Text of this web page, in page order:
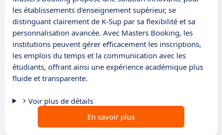
les établissements d'enseignement supérieur, se
distinguant clairement de K-Sup par sa flexibilité et sa
personnalisation avancée. Avec Masters Booking, les
institutions peuvent gérer efficacement les inscriptions,
les emplois du temps et la communication avec les
étudiants, offrant ainsi une expérience académique plus
fluide et transparente.
Voir plus de détails
En savoir plus